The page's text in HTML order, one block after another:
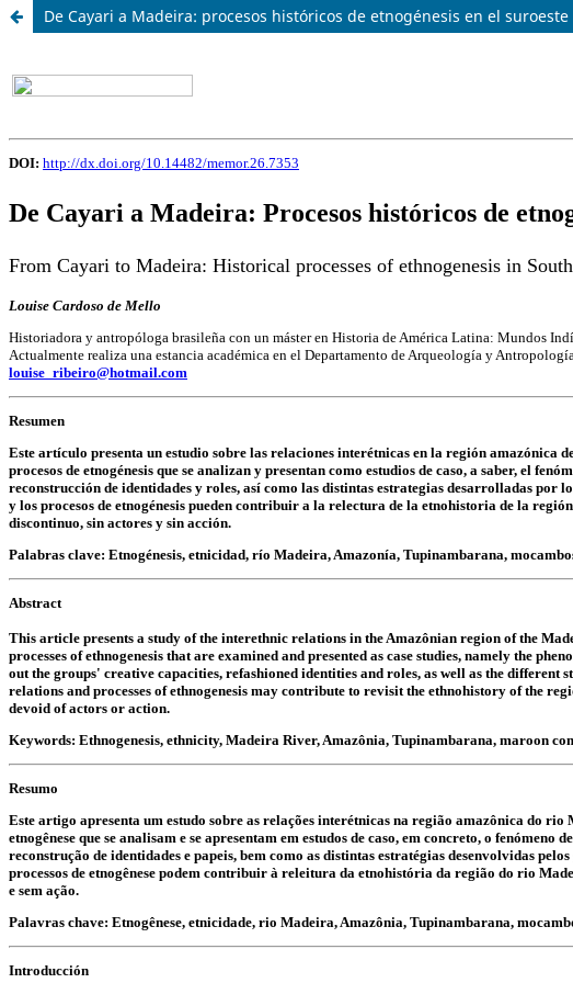
De Cayari a Madeira: procesos históricos de etnogénesis en el